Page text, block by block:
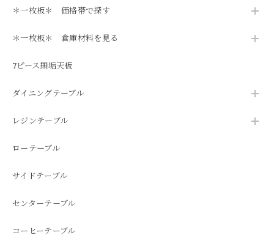
＊一枚板＊ 価格帯で探す
＊一枚板＊ 倉庫材料を見る
7ピース無垢天板
ダイニングテーブル
レジンテーブル
ローテーブル
サイドテーブル
センターテーブル
コーヒーテーブル